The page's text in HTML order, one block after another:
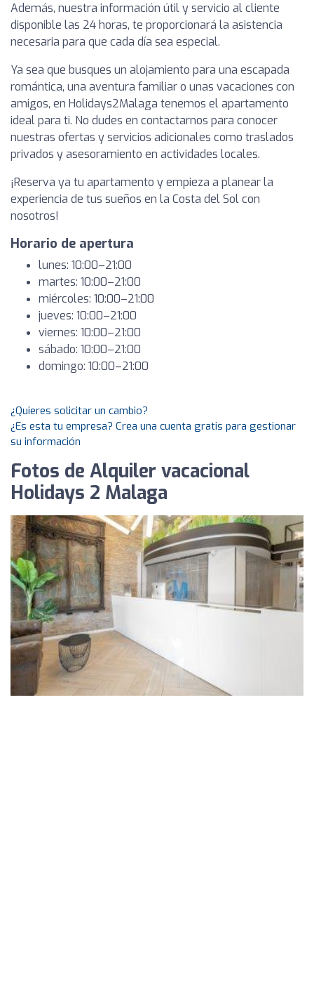
Además, nuestra información útil y servicio al cliente
disponible las 24 horas, te proporcionará la asistencia
necesaria para que cada día sea especial.
Ya sea que busques un alojamiento para una escapada
romántica, una aventura familiar o unas vacaciones con
amigos, en Holidays2Malaga tenemos el apartamento
ideal para ti. No dudes en contactarnos para conocer
nuestras ofertas y servicios adicionales como traslados
privados y asesoramiento en actividades locales.
¡Reserva ya tu apartamento y empieza a planear la
experiencia de tus sueños en la Costa del Sol con
nosotros!
Horario de apertura
lunes: 10:00–21:00
martes: 10:00–21:00
miércoles: 10:00–21:00
jueves: 10:00–21:00
viernes: 10:00–21:00
sábado: 10:00–21:00
domingo: 10:00–21:00
¿Quieres solicitar un cambio?
¿Es esta tu empresa? Crea una cuenta gratis para gestionar
su información
Fotos de Alquiler vacacional
Holidays 2 Malaga